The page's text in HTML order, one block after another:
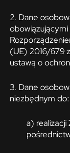
2. Dane
(UE) 2016/679
ustawą o
3. Dane
niezbędnym do:
a) realizacji